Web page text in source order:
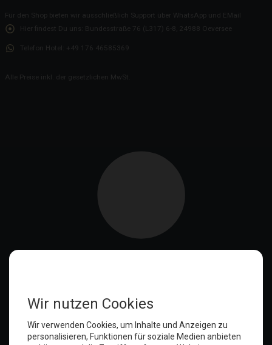
Für den Shop bieten wir ausschließlich Support über WhatsApp und EMail
Hier findest Du uns:
Bundesstraße 76 (L317) 6-8, 24988 Oeversee
Telefon Hotel: +49 176 46585369
Alle Preise inkl. der gesetzlichen MwSt.